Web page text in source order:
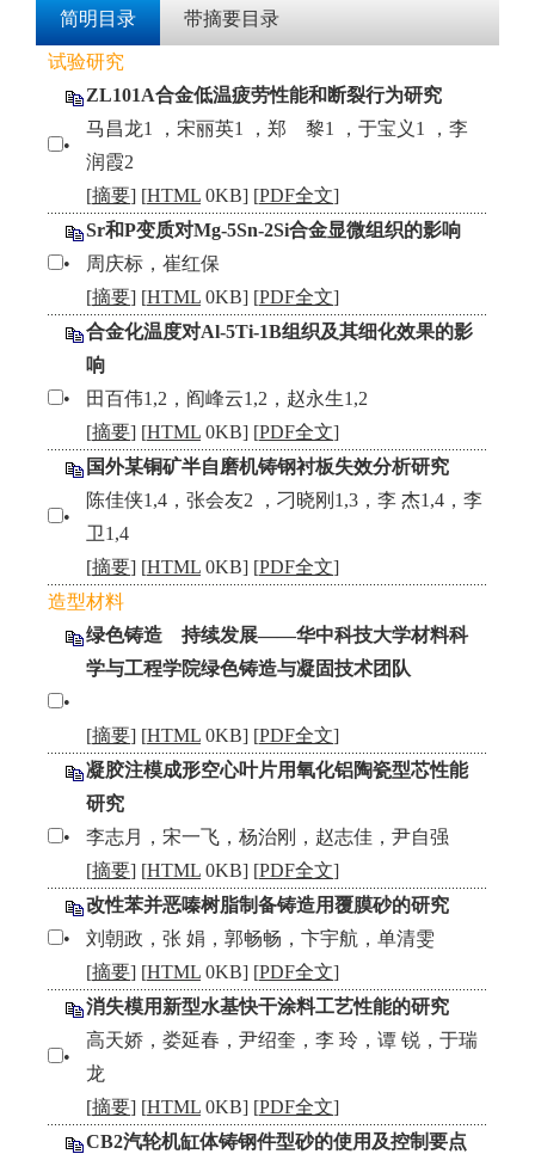
简明目录 带摘要目录
试验研究
ZL101A合金低温疲劳性能和断裂行为研究
•
马昌龙1 ，宋丽英1 ，郑 黎1 ，于宝义1 ，李
润霞2
[摘要] [HTML 0KB] [PDF全文]
Sr和P变质对Mg-5Sn-2Si合金显微组织的影响
•
周庆标，崔红保
[摘要] [HTML 0KB] [PDF全文]
合金化温度对Al-5Ti-1B组织及其细化效果的影
响
•
田百伟1,2，阎峰云1,2，赵永生1,2
[摘要] [HTML 0KB] [PDF全文]
国外某铜矿半自磨机铸钢衬板失效分析研究
•
陈佳侠1,4，张会友2 ，刁晓刚1,3，李 杰1,4，李
卫1,4
[摘要] [HTML 0KB] [PDF全文]
造型材料
绿色铸造 持续发展——华中科技大学材料科
学与工程学院绿色铸造与凝固技术团队
•
[摘要] [HTML 0KB] [PDF全文]
凝胶注模成形空心叶片用氧化铝陶瓷型芯性能
研究
•
李志月，宋一飞，杨治刚，赵志佳，尹自强
[摘要] [HTML 0KB] [PDF全文]
改性苯并恶嗪树脂制备铸造用覆膜砂的研究
•
刘朝政，张 娟，郭畅畅，卞宇航，单清雯
[摘要] [HTML 0KB] [PDF全文]
消失模用新型水基快干涂料工艺性能的研究
•
高天娇，娄延春，尹绍奎，李 玲，谭 锐，于瑞
龙
[摘要] [HTML 0KB] [PDF全文]
CB2汽轮机缸体铸钢件型砂的使用及控制要点